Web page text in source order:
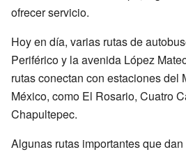
ofrecer servicio.
Hoy en día, varias rutas de
Periférico y la avenida López
rutas conectan con estaciones del
México, como El Rosario, Cuatro
Chapultepec.
Algunas rutas importantes que